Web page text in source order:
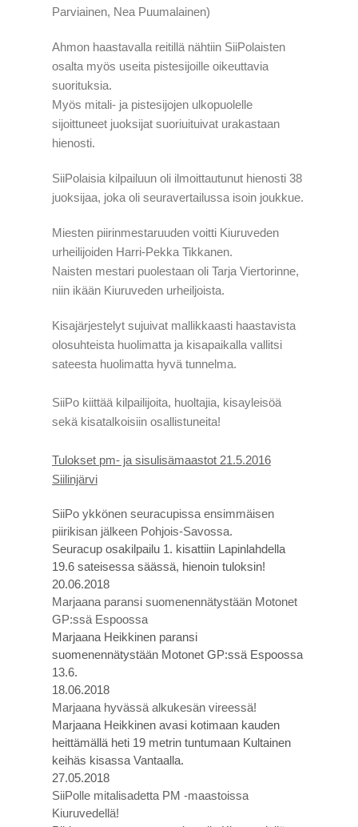
Parviainen, Nea Puumalainen)
Ahmon haastavalla reitillä nähtiin SiiPolaisten
osalta myös useita pistesijoille oikeuttavia
suorituksia.
Myös mitali- ja pistesijojen ulkopuolelle
sijoittuneet juoksijat suoriuituivat urakastaan
hienosti.
SiiPolaisia kilpailuun oli ilmoittautunut hienosti 38
juoksijaa, joka oli seuravertailussa isoin joukkue.
Miesten piirinmestaruuden voitti Kiuruveden
urheilijoiden Harri-Pekka Tikkanen.
Naisten mestari puolestaan oli Tarja Viertorinne,
niin ikään Kiuruveden urheiljoista.
Kisajärjestelyt sujuivat mallikkaasti haastavista
olosuhteista huolimatta ja kisapaikalla vallitsi
sateesta huolimatta hyvä tunnelma.
SiiPo kiittää kilpailijoita, huoltajia, kisayleisöä
sekä kisatalkoisiin osallistuneita!
Tulokset pm- ja sisulisämaastot 21.5.2016
Siilinjärvi
SiiPo ykkönen seuracupissa ensimmäisen
piirikisan jälkeen Pohjois-Savossa.
Seuracup osakilpailu 1. kisattiin Lapinlahdella
19.6 sateisessa säässä, hienoin tuloksin!
20.06.2018
Marjaana paransi suomenennätystään Motonet
GP:ssä Espoossa
Marjaana Heikkinen paransi
suomenennätystään Motonet GP:ssä Espoossa
13.6.
18.06.2018
Marjaana hyvässä alkukesän vireessä!
Marjaana Heikkinen avasi kotimaan kauden
heittämällä heti 19 metrin tuntumaan Kultainen
keihäs kisassa Vantaalla.
27.05.2018
SiiPolle mitalisadetta PM -maastoissa
Kiuruvedellä!